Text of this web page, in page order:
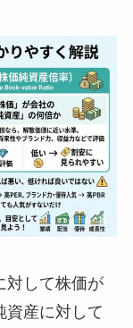
対して株価が
資産に対して